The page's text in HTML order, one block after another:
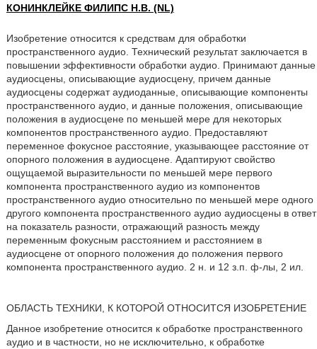
КОНИНКЛЕЙКЕ ФИЛИПС Н.В. (NL)
Изобретение относится к средствам для обработки
пространственного аудио. Технический результат заключается в
повышении эффективности обработки аудио. Принимают данные
аудиосцены, описывающие аудиосцену, причем данные
аудиосцены содержат аудиоданные, описывающие компоненты
пространственного аудио, и данные положения, описывающие
положения в аудиосцене по меньшей мере для некоторых
компонентов пространственного аудио. Предоставляют
переменное фокусное расстояние, указывающее расстояние от
опорного положения в аудиосцене. Адаптируют свойство
ощущаемой выразительности по меньшей мере первого
компонента пространственного аудио из компонентов
пространственного аудио относительно по меньшей мере одного
другого компонента пространственного аудио аудиосцены в ответ
на показатель разности, отражающий разность между
переменным фокусным расстоянием и расстоянием в
аудиосцене от опорного положения до положения первого
компонента пространственного аудио. 2 н. и 12 з.п. ф-лы, 2 ил.
ОБЛАСТЬ ТЕХНИКИ, К КОТОРОЙ ОТНОСИТСЯ ИЗОБРЕТЕНИЕ
Данное изобретение относится к обработке пространственного
аудио и в частности, но не исключительно, к обработке